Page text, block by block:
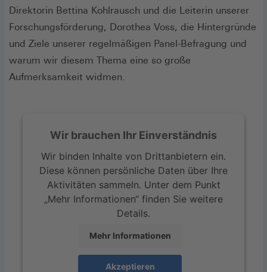
neuen
Fenster)
Direktorin Bettina Kohlrausch und die Leiterin unserer
Forschungsförderung, Dorothea Voss, die Hintergründe
und Ziele unserer regelmäßigen Panel-Befragung und
warum wir diesem Thema eine so große
Aufmerksamkeit widmen.
Wir brauchen Ihr Einverständnis
Wir binden Inhalte von Drittanbietern ein.
Diese können persönliche Daten über Ihre
Aktivitäten sammeln. Unter dem Punkt
„Mehr Informationen“ finden Sie weitere
Details.
Mehr Informationen
Akzeptieren